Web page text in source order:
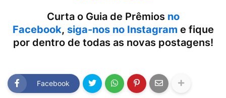
Curta o Guia de Prêmios no
Facebook, siga-nos no Instagram e fique
por dentro de todas as novas postagens!
Facebook